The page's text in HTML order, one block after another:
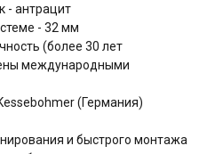
- антрацит
- 32 мм
(более 30 лет
международными
(Германия)
и быстрого монтажа